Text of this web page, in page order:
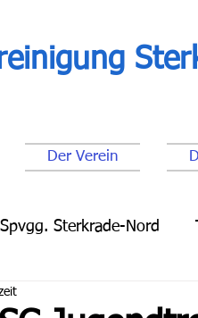
Der Verein
Spvgg. Sterkrade-Nord
Leichtathletik